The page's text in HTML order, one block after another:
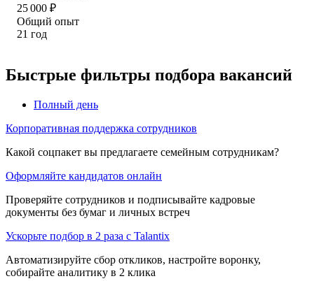
25 000 ₽
Общий опыт
21 год
Быстрые фильтры подбора вакансий
Полный день
Корпоративная поддержка сотрудников
Какой соцпакет вы предлагаете семейным сотрудникам?
Оформляйте кандидатов онлайн
Проверяйте сотрудников и подписывайте кадровые
документы без бумаг и личных встреч
Ускорьте подбор в 2 раза с Talantix
Автоматизируйте сбор откликов, настройте воронку,
собирайте аналитику в 2 клика